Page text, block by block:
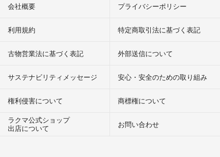
会社概要 プライバシーポリシー
利用規約 特定商取引法に基づく表記
古物営業法に基づく表記 外部送信について
サステナビリティメッセージ 安心・安全のための取り組み
権利侵害について
商標権について
ラクマ公式ショップ
出店について
お問い合わせ